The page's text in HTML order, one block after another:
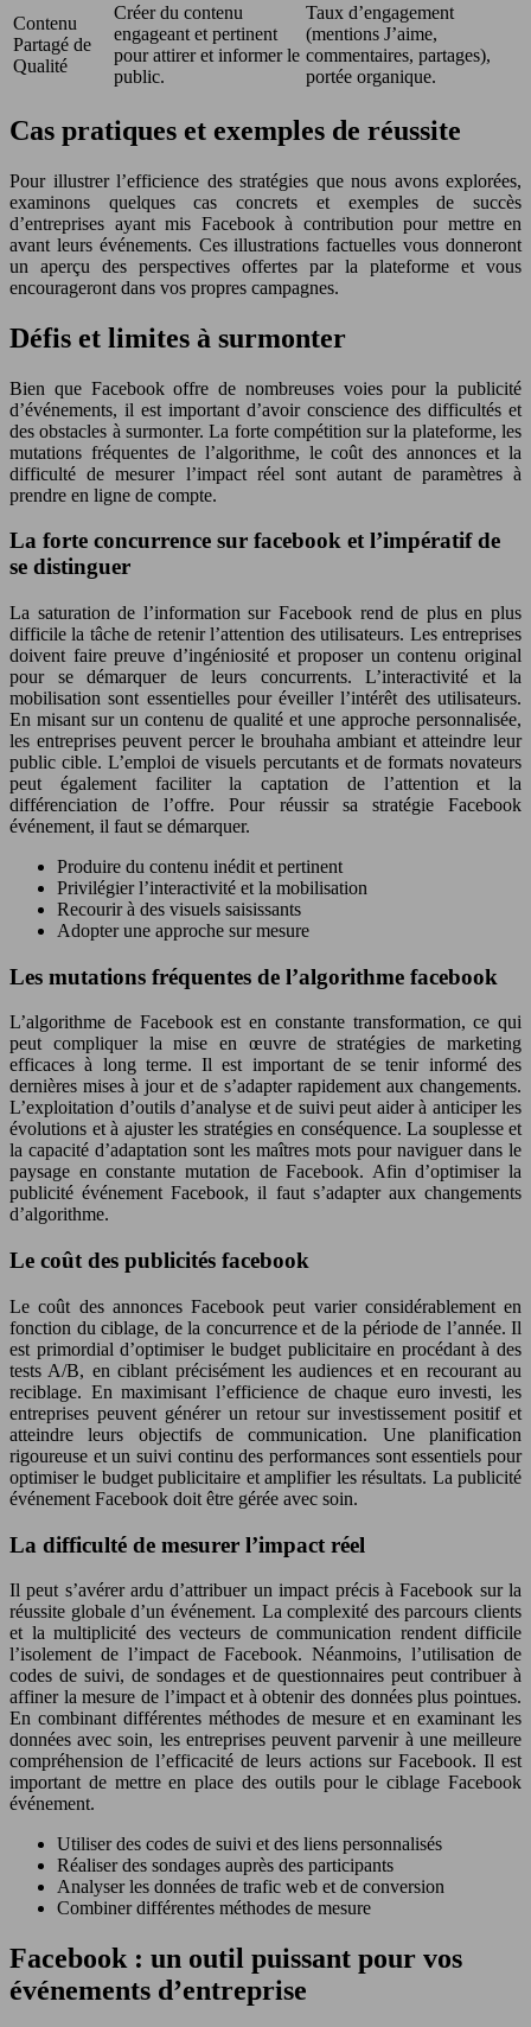
Contenu
Partagé de
Qualité
Créer du contenu
engageant et pertinent
pour attirer et informer le
public.
Taux d’engagement
(mentions J’aime,
commentaires, partages),
portée organique.
Cas pratiques et exemples de réussite
Pour illustrer l’efficience des stratégies que nous avons explorées,
examinons quelques cas concrets et exemples de succès
d’entreprises ayant mis Facebook à contribution pour mettre en
avant leurs événements. Ces illustrations factuelles vous donneront
un aperçu des perspectives offertes par la plateforme et vous
encourageront dans vos propres campagnes.
Défis et limites à surmonter
Bien que Facebook offre de nombreuses voies pour la publicité
d’événements, il est important d’avoir conscience des difficultés et
des obstacles à surmonter. La forte compétition sur la plateforme, les
mutations fréquentes de l’algorithme, le coût des annonces et la
difficulté de mesurer l’impact réel sont autant de paramètres à
prendre en ligne de compte.
La forte concurrence sur facebook et l’impératif de
se distinguer
La saturation de l’information sur Facebook rend de plus en plus
difficile la tâche de retenir l’attention des utilisateurs. Les entreprises
doivent faire preuve d’ingéniosité et proposer un contenu original
pour se démarquer de leurs concurrents. L’interactivité et la
mobilisation sont essentielles pour éveiller l’intérêt des utilisateurs.
En misant sur un contenu de qualité et une approche personnalisée,
les entreprises peuvent percer le brouhaha ambiant et atteindre leur
public cible. L’emploi de visuels percutants et de formats novateurs
peut également faciliter la captation de l’attention et la
différenciation de l’offre. Pour réussir sa stratégie Facebook
événement, il faut se démarquer.
Produire du contenu inédit et pertinent
Privilégier l’interactivité et la mobilisation
Recourir à des visuels saisissants
Adopter une approche sur mesure
Les mutations fréquentes de l’algorithme facebook
L’algorithme de Facebook est en constante transformation, ce qui
peut compliquer la mise en œuvre de stratégies de marketing
efficaces à long terme. Il est important de se tenir informé des
dernières mises à jour et de s’adapter rapidement aux changements.
L’exploitation d’outils d’analyse et de suivi peut aider à anticiper les
évolutions et à ajuster les stratégies en conséquence. La souplesse et
la capacité d’adaptation sont les maîtres mots pour naviguer dans le
paysage en constante mutation de Facebook. Afin d’optimiser la
publicité événement Facebook, il faut s’adapter aux changements
d’algorithme.
Le coût des publicités facebook
Le coût des annonces Facebook peut varier considérablement en
fonction du ciblage, de la concurrence et de la période de l’année. Il
est primordial d’optimiser le budget publicitaire en procédant à des
tests A/B, en ciblant précisément les audiences et en recourant au
reciblage. En maximisant l’efficience de chaque euro investi, les
entreprises peuvent générer un retour sur investissement positif et
atteindre leurs objectifs de communication. Une planification
rigoureuse et un suivi continu des performances sont essentiels pour
optimiser le budget publicitaire et amplifier les résultats. La publicité
événement Facebook doit être gérée avec soin.
La difficulté de mesurer l’impact réel
Il peut s’avérer ardu d’attribuer un impact précis à Facebook sur la
réussite globale d’un événement. La complexité des parcours clients
et la multiplicité des vecteurs de communication rendent difficile
l’isolement de l’impact de Facebook. Néanmoins, l’utilisation de
codes de suivi, de sondages et de questionnaires peut contribuer à
affiner la mesure de l’impact et à obtenir des données plus pointues.
En combinant différentes méthodes de mesure et en examinant les
données avec soin, les entreprises peuvent parvenir à une meilleure
compréhension de l’efficacité de leurs actions sur Facebook. Il est
important de mettre en place des outils pour le ciblage Facebook
événement.
Utiliser des codes de suivi et des liens personnalisés
Réaliser des sondages auprès des participants
Analyser les données de trafic web et de conversion
Combiner différentes méthodes de mesure
Facebook : un outil puissant pour vos
événements d’entreprise